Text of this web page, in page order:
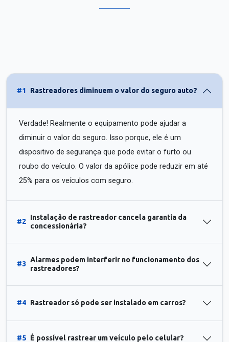
#1 Rastreadores diminuem o valor do seguro auto?
Verdade! Realmente o equipamento pode ajudar a
diminuir o valor do seguro. Isso porque, ele é um
dispositivo de segurança que pode evitar o furto ou
roubo do veículo. O valor da apólice pode reduzir em até
25% para os veículos com seguro.
#2
Instalação de rastreador cancela garantia da
concessionária?
#3
Alarmes podem interferir no funcionamento dos
rastreadores?
#4 Rastreador só pode ser instalado em carros?
#5 É possível rastrear um veículo pelo celular?